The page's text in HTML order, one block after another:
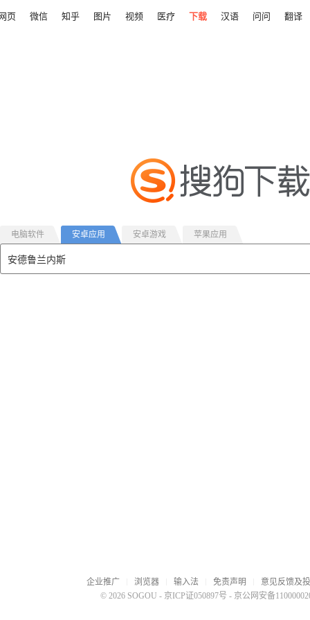
页 微信 知乎 图片 视频 医疗 下载 汉语 问问 翻译
电脑软件 安卓应用 安卓游戏 苹果应用
企业推广 浏览器 输入法 免责声明
意见反馈及
© 2026 SOGOU - 京ICP证050897号 - 京公网安备